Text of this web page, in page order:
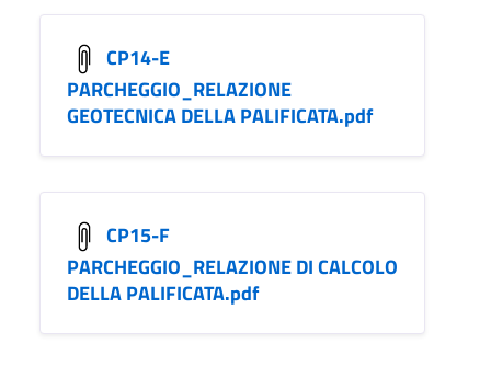
CP14-E
PARCHEGGIO_RELAZIONE
GEOTECNICA DELLA PALIFICATA.pdf
CP15-F
PARCHEGGIO_RELAZIONE DI CALCOLO
DELLA PALIFICATA.pdf